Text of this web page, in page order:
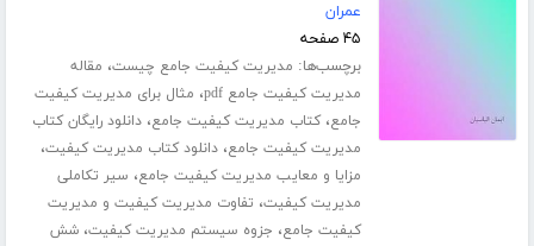
عمران
۴۵ صفحه
برچسب‌ها: مدیریت کیفیت جامع چیست، مقاله
مدیریت کیفیت جامع pdf
، مثال برای مدیریت کیفیت
جامع،کتاب مدیریت کیفیت جامع،دانلود رایگان کتاب
مدیریت کیفیت جامع،دانلود کتاب مدیریت کیفیت،
مزایا و معایب مدیریت کیفیت جامع، سیر تکاملی
مدیریت کیفیت، تفاوت مدیریت کیفیت و مدیریت
کیفیت جامع، جزوه سیستم مدیریت کیفیت،شش